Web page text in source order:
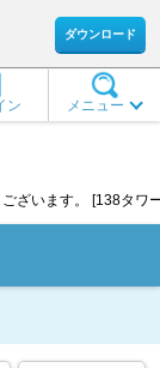
ダウンロード
メニュー
ン
ざいます。 [138タワ